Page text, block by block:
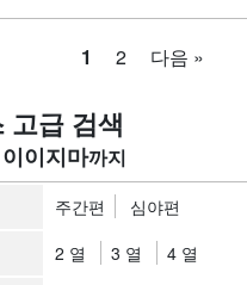
1 2 다음 »
고급 검색
이이지마
주간편
심야편
2 열 3 열 4 열